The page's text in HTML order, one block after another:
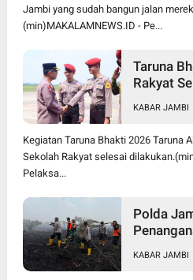
Jambi yang sudah bangun jalan
(min)MAKALAMNEWS.ID - Pe...
Taruna
Rakyat
KABAR JAMBI
Kegiatan Taruna Bhakti 2026 Taruna
Sekolah Rakyat selesai
Pelaksa...
Polda
Berjalan
KABAR JAMBI